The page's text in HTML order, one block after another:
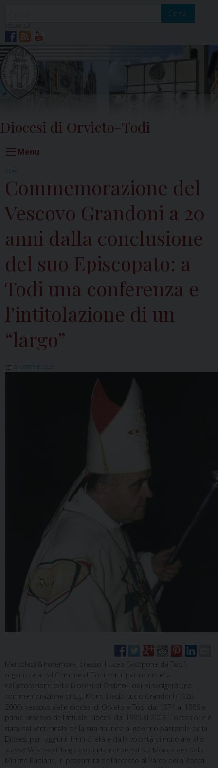
Cerca
Diocesi di Orvieto-Todi
Menu
NEWS
Commemorazione del
Vescovo Grandoni a 20
anni dalla conclusione
del suo Episcopato: a
Todi una conferenza e
l’intitolazione di un
“largo”
28 OTTOBRE 2023
Mercoledì 8 novembre, presso il Liceo “Jacopone da Todi”,
organizzata dal Comune di Todi con il patrocinio e la
collaborazione della Diocesi di Orvieto-Todi, si svolgerà una
commemorazione di S.E. Mons. Decio Lucio Grandoni (1928-
2006), vescovo delle diocesi di Orvieto e Todi dal 1974 al 1986 e
primo vescovo dell’attuale Diocesi dal 1986 al 2003. L’occasione è
data dal ventennale della sua rinuncia al governo pastorale della
Diocesi per raggiunti limiti di età e dalla volontà di intitolare allo
stesso Vescovo il largo esistente nei pressi del Monastero delle
Minime Paolane, in prossimità dell’accesso al Parco della Rocca.